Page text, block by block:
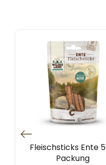
Fleischsticks Ente
Packung